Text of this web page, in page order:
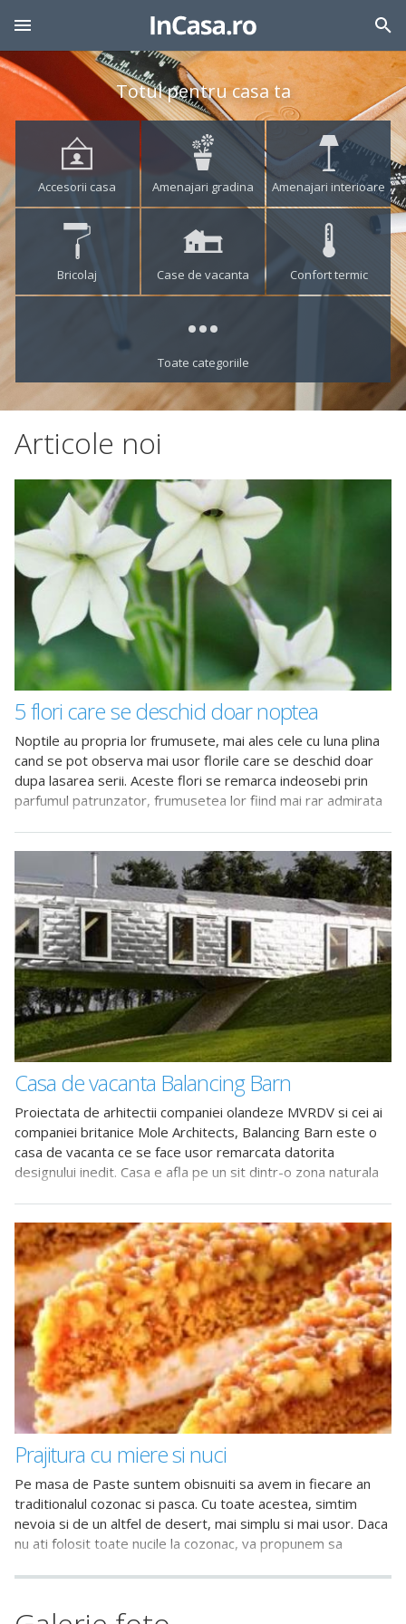
Totul pentru casa ta
Accesorii casa Amenajari gradina Amenajari interioare
Bricolaj Case de vacanta Confort termic
Toate categoriile
Articole noi
5 flori care se deschid doar noptea
Noptile au propria lor frumusete, mai ales cele cu luna plina
cand se pot observa mai usor florile care se deschid doar
dupa lasarea serii. Aceste flori se remarca indeosebi prin
parfumul patrunzator, frumusetea lor fiind mai rar admirata
Casa de vacanta Balancing Barn
Proiectata de arhitectii companiei olandeze MVRDV si cei ai
companiei britanice Mole Architects, Balancing Barn este o
casa de vacanta ce se face usor remarcata datorita
designului inedit. Casa e afla pe un sit dintr-o zona naturala
Prajitura cu miere si nuci
Pe masa de Paste suntem obisnuiti sa avem in fiecare an
traditionalul cozonac si pasca. Cu toate acestea, simtim
nevoia si de un altfel de desert, mai simplu si mai usor. Daca
nu ati folosit toate nucile la cozonac, va propunem sa